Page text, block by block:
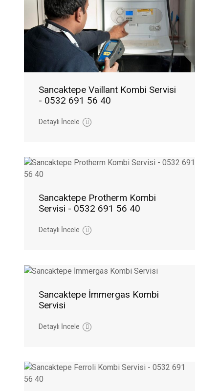
Sancaktepe Vaillant Kombi Servisi
- 0532 691 56 40
Detaylı İncele
Sancaktepe Protherm Kombi
Servisi - 0532 691 56 40
Detaylı İncele
Sancaktepe İmmergas Kombi
Servisi
Detaylı İncele